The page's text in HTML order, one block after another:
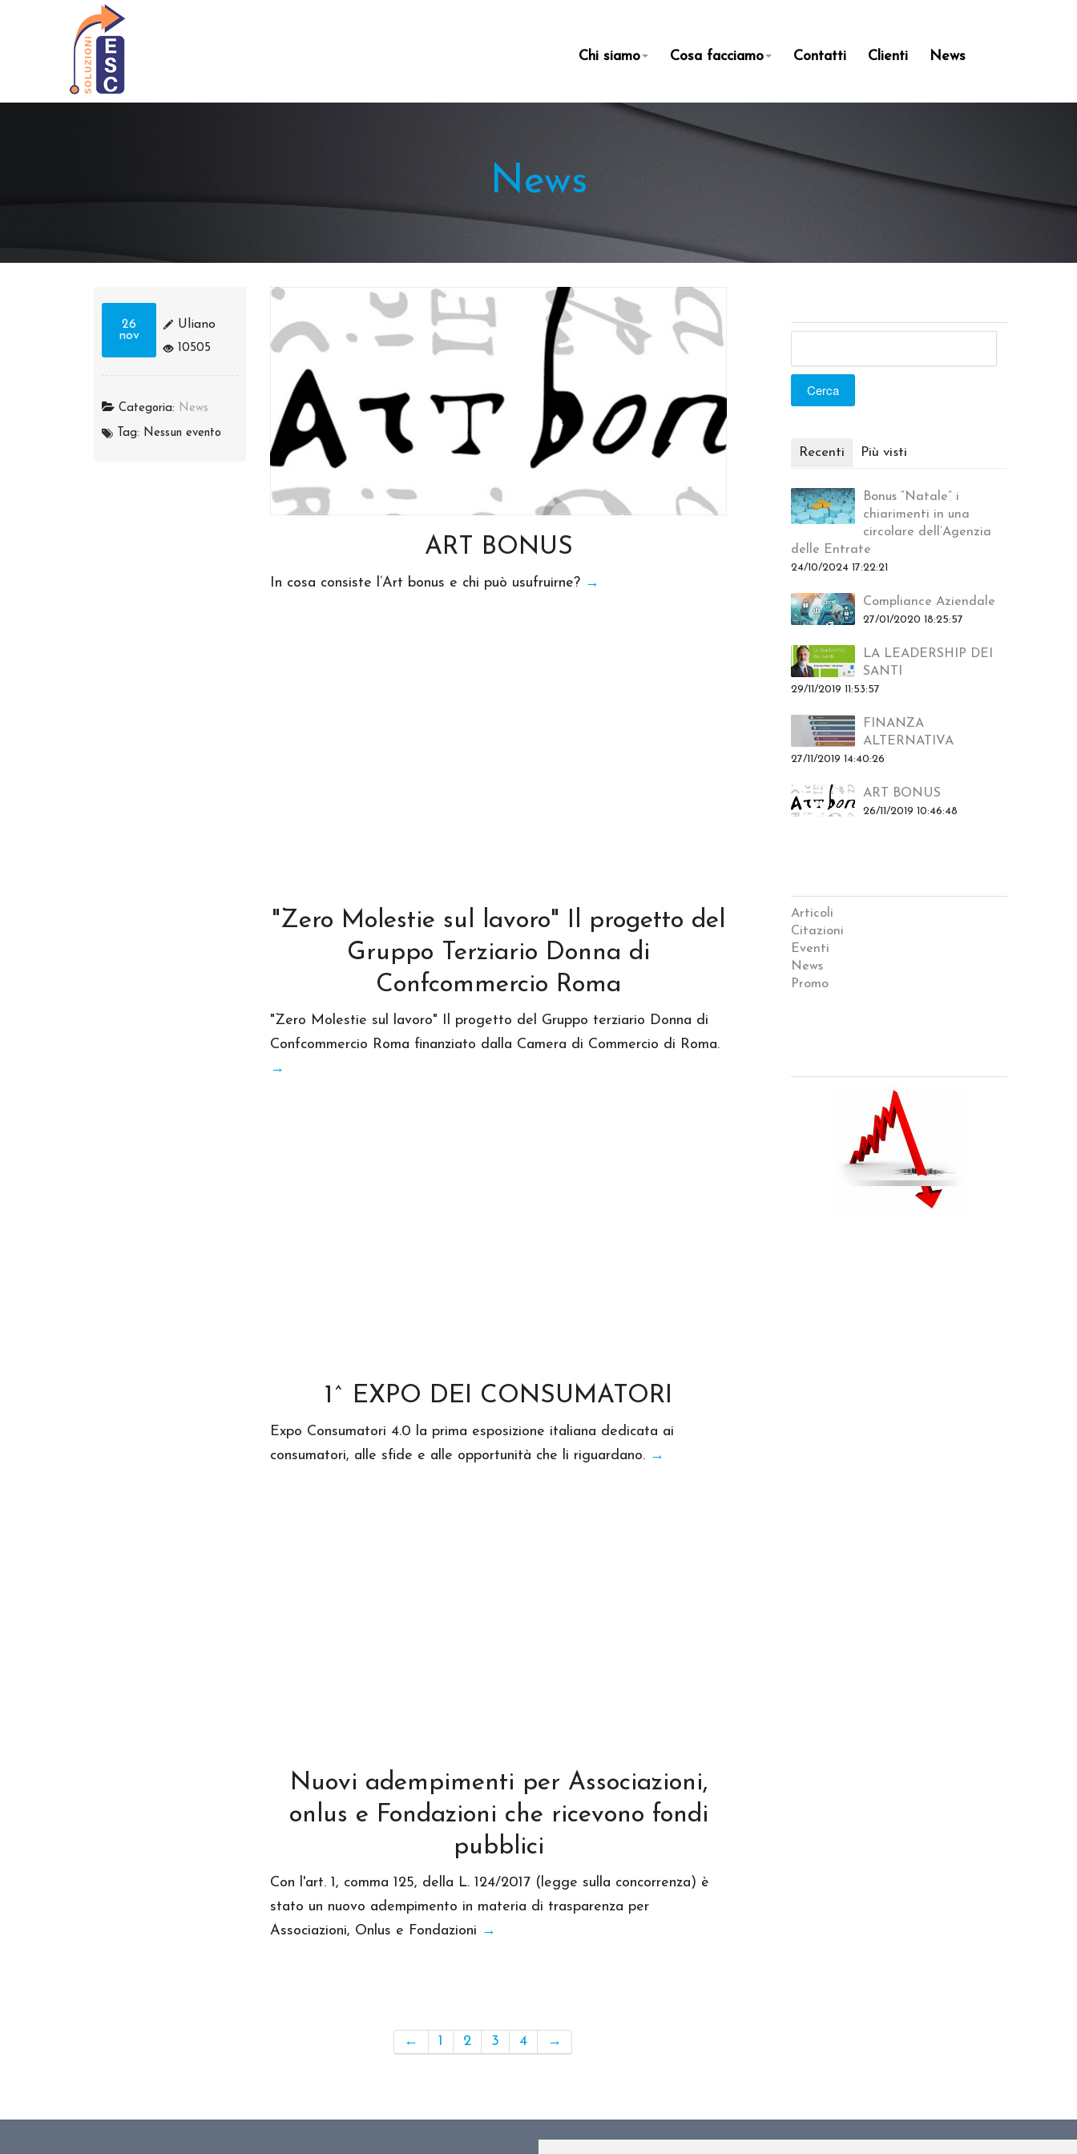
Chi siamo Cosa facciamo Contatti Clienti News
News
26
nov
Uliano
10505
Categoria: News
Tag: Nessun evento
ART BONUS
In cosa consiste l’Art bonus e chi può usufruirne? →
"Zero Molestie sul lavoro" Il progetto del
Gruppo Terziario Donna di
Confcommercio Roma
"Zero Molestie sul lavoro" Il progetto del Gruppo terziario Donna di
Confcommercio Roma finanziato dalla Camera di Commercio di Roma.
→
1^ EXPO DEI CONSUMATORI
Expo Consumatori 4.0 la prima esposizione italiana dedicata ai
consumatori, alle sfide e alle opportunità che li riguardano. →
Nuovi adempimenti per Associazioni,
onlus e Fondazioni che ricevono fondi
pubblici
Con l'art. 1, comma 125, della L. 124/2017 (legge sulla concorrenza) è
stato un nuovo adempimento in materia di trasparenza per
Associazioni, Onlus e Fondazioni →
← 1 2 3 4 →
Recenti Più visti
Bonus “Natale” i
chiarimenti in una
circolare dell’Agenzia
delle Entrate
24/10/2024 17:22:21
Compliance Aziendale
27/01/2020 18:25:57
LA LEADERSHIP DEI
SANTI
29/11/2019 11:53:57
FINANZA
ALTERNATIVA
27/11/2019 14:40:26
ART BONUS
26/11/2019 10:46:48
Articoli
Citazioni
Eventi
News
Promo